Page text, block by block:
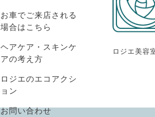
ロジエ美容
お車でご来店される
場合はこちら
ヘアケア・スキンケ
アの考え方
ロジエのエコアクシ
ョン
お問い合わせ